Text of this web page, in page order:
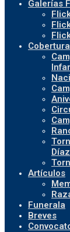
Galerías
Cobertura
Artículos
Funerala
Breves